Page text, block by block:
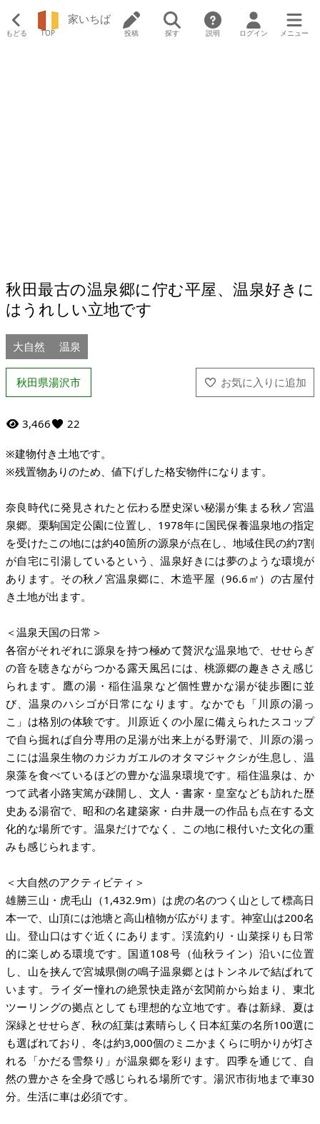
もどる TOP
家いちば
投稿 探す 説明 ログイン メニュー
秋田最古の温泉郷に佇む平屋、温泉好きに
はうれしい立地です
大自然 温泉
秋田県湯沢市
3,466 22
※建物付き土地です。
※残置物ありのため、値下げした格安物件になります。
奈良時代に発見されたと伝わる歴史深い秘湯が集まる秋ノ宮温
泉郷。栗駒国定公園に位置し、1978年に国民保養温泉地の指定
を受けたこの地には約40箇所の源泉が点在し、地域住民の約7割
が自宅に引湯しているという、温泉好きには夢のような環境が
あります。その秋ノ宮温泉郷に、木造平屋（96.6㎡）の古屋付
き土地が出ます。
＜温泉天国の日常＞
各宿がそれぞれに源泉を持つ極めて贅沢な温泉地で、せせらぎ
の音を聴きながらつかる露天風呂には、桃源郷の趣きさえ感じ
られます。鷹の湯・稲住温泉など個性豊かな湯が徒歩圏に並
び、温泉のハシゴが日常になります。なかでも「川原の湯っ
こ」は格別の体験です。川原近くの小屋に備えられたスコップ
で自ら掘れば自分専用の足湯が出来上がる野湯で、川原の湯っ
こには温泉生物のカジカガエルのオタマジャクシが生息し、温
泉藻を食べているほどの豊かな温泉環境です。稲住温泉は、か
つて武者小路実篤が疎開し、文人・書家・皇室なども訪れた歴
史ある湯宿で、昭和の名建築家・白井晟一の作品も点在する文
化的な場所です。温泉だけでなく、この地に根付いた文化の重
みも感じられます。
＜大自然のアクティビティ＞
雄勝三山・虎毛山（1,432.9m）は虎の名のつく山として標高日
本一で、山頂には池塘と高山植物が広がります。神室山は200名
山。登山口はすぐ近くにあります。渓流釣り・山菜採りも日常
的に楽しめる環境です。国道108号（仙秋ライン）沿いに位置
し、山を挟んで宮城県側の鳴子温泉郷とはトンネルで結ばれて
います。ライダー憧れの絶景快走路が玄関前から始まり、東北
ツーリングの拠点としても理想的な立地です。春は新緑、夏は
深緑とせせらぎ、秋の紅葉は素晴らしく日本紅葉の名所100選に
も選ばれており、冬は約3,000個のミニかまくらに明かりが灯さ
れる「かだる雪祭り」が温泉郷を彩ります。四季を通じて、自
然の豊かさを全身で感じられる場所です。湯沢市街地まで車30
分。生活に車は必須です。